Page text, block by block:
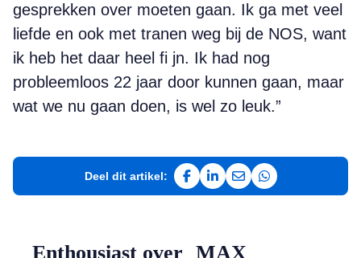
gesprekken over moeten gaan. Ik ga met veel
liefde en ook met tranen weg bij de NOS, want
ik heb het daar heel fi jn. Ik had nog
probleemloos 22 jaar door kunnen gaan, maar
wat we nu gaan doen, is wel zo leuk.”
Deel dit artikel:
Deel op Facebook
Deel op LinkedIn
Deel via e-mail
Deel via
Enthousiast over MAX